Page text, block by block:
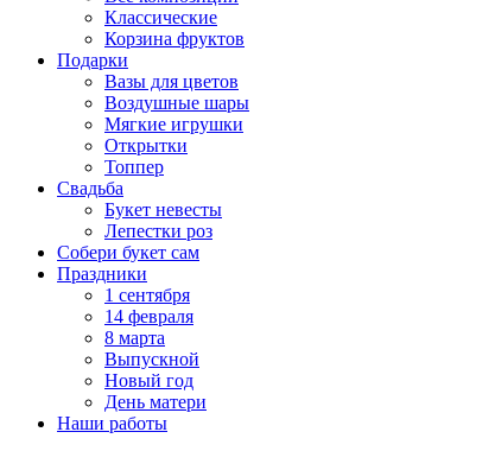
Классические
Корзина фруктов
Подарки
Вазы для цветов
Воздушные шары
Мягкие игрушки
Открытки
Топпер
Свадьба
Букет невесты
Лепестки роз
Собери букет сам
Праздники
1 сентября
14 февраля
8 марта
Выпускной
Новый год
День матери
Наши работы